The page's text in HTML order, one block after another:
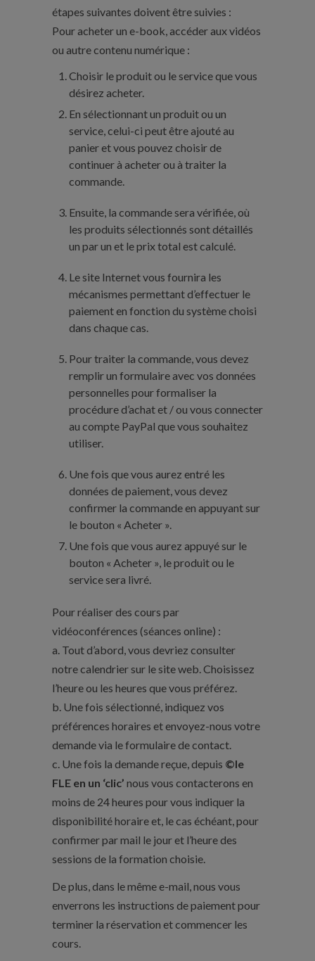
étapes suivantes doivent être suivies :
Pour acheter un e-book, accéder aux vidéos
ou autre contenu numérique :
Choisir le produit ou le service que vous
désirez acheter.
En sélectionnant un produit ou un
service, celui-ci peut être ajouté au
panier et vous pouvez choisir de
continuer à acheter ou à traiter la
commande.
Ensuite, la commande sera vérifiée, où
les produits sélectionnés sont détaillés
un par un et le prix total est calculé.
Le site Internet vous fournira les
mécanismes permettant d’effectuer le
paiement en fonction du système choisi
dans chaque cas.
Pour traiter la commande, vous devez
remplir un formulaire avec vos données
personnelles pour formaliser la
procédure d’achat et / ou vous connecter
au compte PayPal que vous souhaitez
utiliser.
Une fois que vous aurez entré les
données de paiement, vous devez
confirmer la commande en appuyant sur
le bouton « Acheter ».
Une fois que vous aurez appuyé sur le
bouton « Acheter », le produit ou le
service sera livré.
Pour réaliser des cours par
vidéoconférences (séances online) :
a. Tout d’abord, vous devriez consulter
notre calendrier sur le site web. Choisissez
l’heure ou les heures que vous préférez.
b. Une fois sélectionné, indiquez vos
préférences horaires et envoyez-nous votre
demande via le formulaire de contact.
c. Une fois la demande reçue, depuis ©le
FLE en un ‘clic’ nous vous contacterons en
moins de 24 heures pour vous indiquer la
disponibilité horaire et, le cas échéant, pour
confirmer par mail le jour et l’heure des
sessions de la formation choisie.
De plus, dans le même e-mail, nous vous
enverrons les instructions de paiement pour
terminer la réservation et commencer les
cours.